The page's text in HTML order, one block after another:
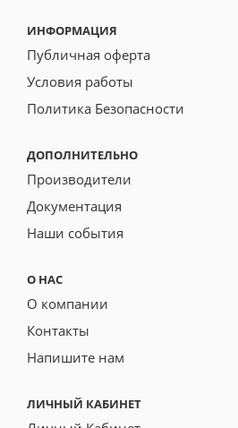
ИНФОРМАЦИЯ
Публичная оферта
Условия работы
Политика Безопасности
ДОПОЛНИТЕЛЬНО
Производители
Документация
Наши события
О НАС
О компании
Контакты
Напишите нам
ЛИЧНЫЙ КАБИНЕТ